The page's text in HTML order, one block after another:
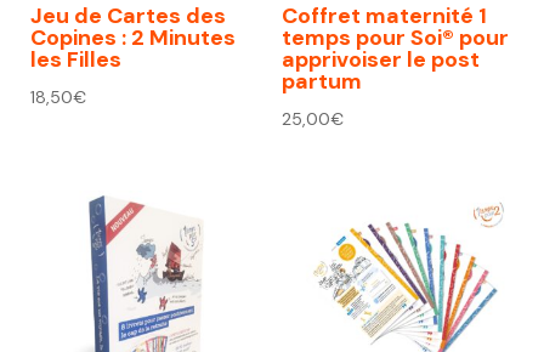
Jeu de Cartes des
Copines : 2 Minutes
les Filles
18,50€
Coffret maternité 1
temps pour Soi® pour
apprivoiser le post
partum
25,00€